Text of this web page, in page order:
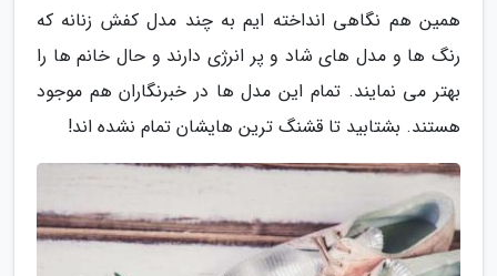
همین هم نگاهی انداخته ایم به چند مدل کفش زنانه که
رنگ ها و مدل های شاد و پر انرژی دارند و حال خانم ها را
بهتر می نمایند. تمام این مدل ها در خبرنگاران هم موجود
هستند. بشتابید تا قشنگ ترین هایشان تمام نشده اند!